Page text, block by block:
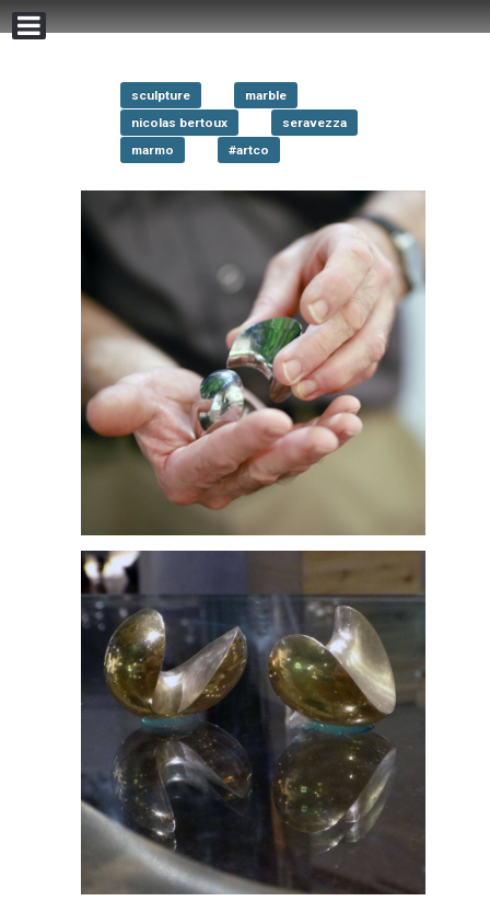
sculpture
marble
nicolas bertoux
seravezza
marmo
#artco